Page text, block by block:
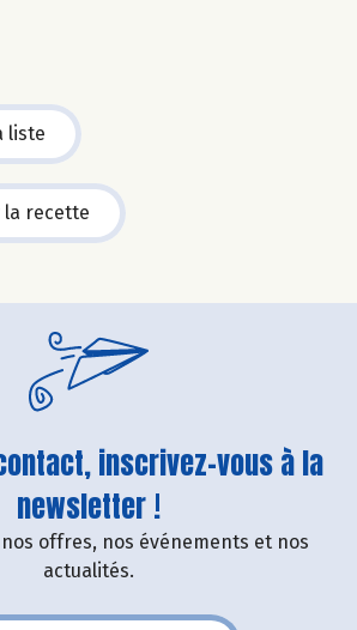
liste
la recette
inscrivez-vous à la
newsletter !
offres, nos événements et nos
actualités.